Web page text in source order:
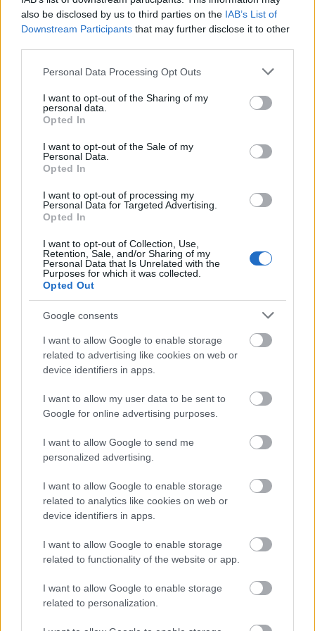
also be disclosed by us to third parties on the IAB’s List of
Downstream Participants that may further disclose it to other
Please note that this website/app uses one or more Google
not limited to your visit or usage behaviour. You may click to
grant or deny consent to Google and its third-party tags to
use your data for below specified purposes in below Google
consent section.
Personal Data Processing Opt Outs
I want to opt-out of the Sharing of my
personal data.
Opted In
I want to opt-out of the Sale of my
Personal Data.
Opted In
I want to opt-out of processing my
Personal Data for Targeted Advertising.
Opted In
I want to opt-out of Collection, Use,
Retention, Sale, and/or Sharing of my
Personal Data that Is Unrelated with the
Purposes for which it was collected.
Opted Out
Google consents
I want to allow Google to enable storage
related to advertising like cookies on web or
device identifiers in apps.
I want to allow my user data to be sent to
Google for online advertising purposes.
I want to allow Google to send me
personalized advertising.
I want to allow Google to enable storage
related to analytics like cookies on web or
device identifiers in apps.
I want to allow Google to enable storage
related to functionality of the website or app.
I want to allow Google to enable storage
related to personalization.
Élete legfájdalmasabb időszakáról
vallott Beatrix hercegnő, borzalmas
Beatrix hercegnő, akit egyébként a család
legstílusosabb
Kamilla királynét is túlragyogta. Bár Károly király
felesége is remekül festett, ő egy krémszínű,
A királyné el is érzékenyült
Daily Mailazt írja, Kamilla királyné el is érzékenyült
az esemény egyik pontján: szemei megteltek
könnyel, amikor végig nézte néhai öccse videóját,
amelyben a veszélyeztetett elefántok
megmentéséről beszélt. Férje, Károly király szintén
mondott egy rögtönzött beszédet és díjakat is
átadott az esemény során. Jelen volt még
egyébként Kamilla királyné húga, Annabel Elliot is.